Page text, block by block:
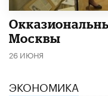
Москвы
26 ИЮНЯ
ЭКОНОМИКА